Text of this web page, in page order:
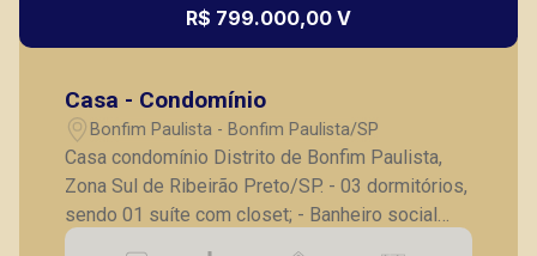
R$ 799.000,00 V
Casa - Condomínio
Bonfim Paulista - Bonfim Paulista/SP
Casa condomínio Distrito de Bonfim Paulista,
Zona Sul de Ribeirão Preto/SP. - 03 dormitórios,
sendo 01 suíte com closet; - Banheiro social
completo; - Sala ampla para 02 ambientes; - Pé